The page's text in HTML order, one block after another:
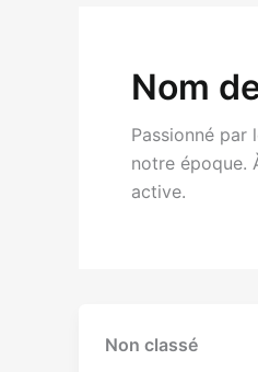
Nom
Passionné par
notre époque.
active.
Non classé